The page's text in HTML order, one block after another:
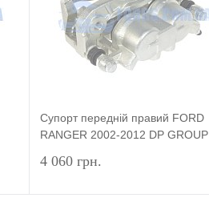
Супорт передній правий FORD
RANGER 2002-2012 DP GROUP
4 060 грн.